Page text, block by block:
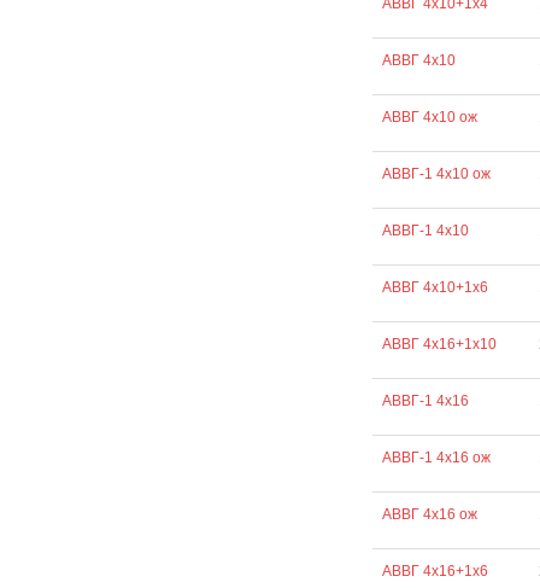
АВВГ 4х10+1х4
АВВГ 4х10
АВВГ 4х10 ож
АВВГ-1 4х10 ож
АВВГ-1 4х10
АВВГ 4х10+1х6
АВВГ 4х16+1х10
АВВГ-1 4х16
АВВГ-1 4х16 ож
АВВГ 4х16 ож
АВВГ 4х16+1х6